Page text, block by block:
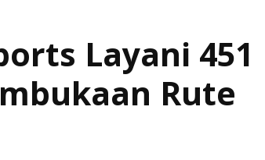
Layani 451
Rute